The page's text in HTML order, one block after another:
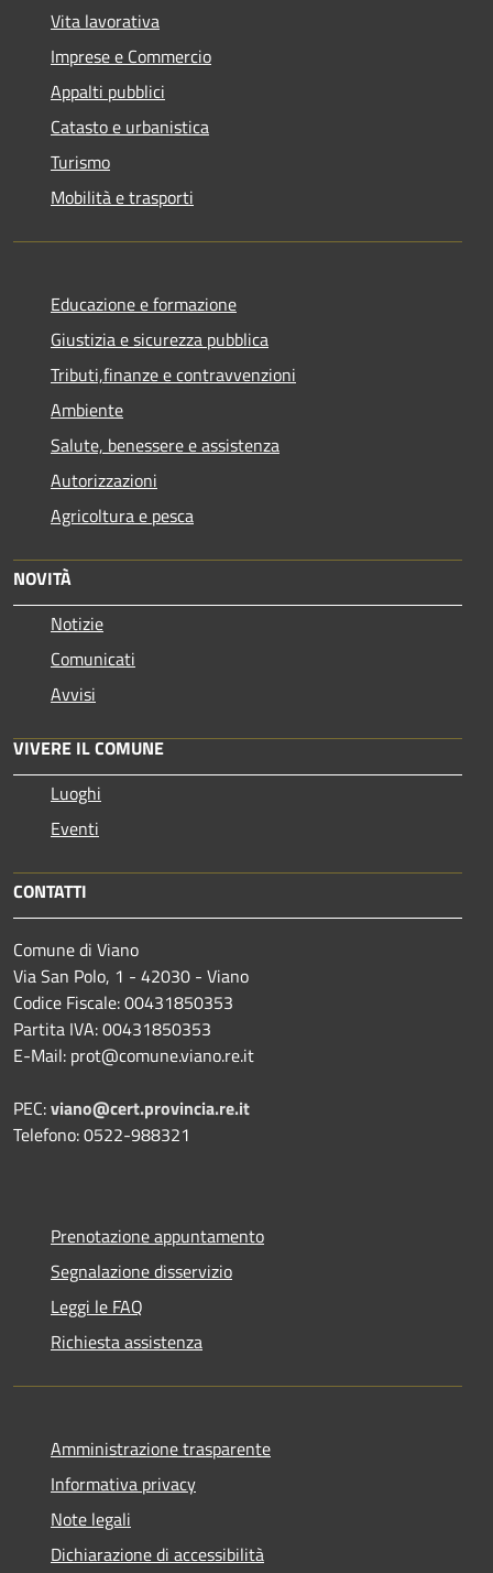
Vita lavorativa
Imprese e Commercio
Appalti pubblici
Catasto e urbanistica
Turismo
Mobilità e trasporti
Educazione e formazione
Giustizia e sicurezza pubblica
Tributi,finanze e contravvenzioni
Ambiente
Salute, benessere e assistenza
Autorizzazioni
Agricoltura e pesca
NOVITÀ
Notizie
Comunicati
Avvisi
VIVERE IL COMUNE
Luoghi
Eventi
CONTATTI
Comune di Viano
Via San Polo, 1 - 42030 - Viano
Codice Fiscale: 00431850353
Partita IVA: 00431850353
E-Mail: prot@comune.viano.re.it
PEC:viano@cert.provincia.re.it
Telefono: 0522-988321
Prenotazione appuntamento
Segnalazione disservizio
Leggi le FAQ
Richiesta assistenza
Amministrazione trasparente
Informativa privacy
Note legali
Dichiarazione di accessibilità